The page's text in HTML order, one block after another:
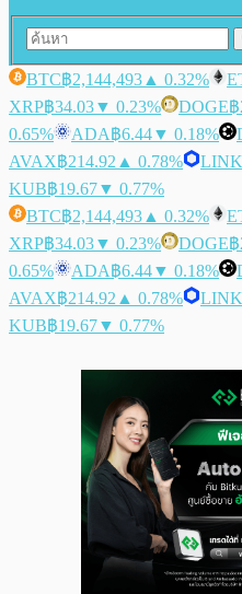
BTC฿2,144,493 ▲ 0.32%
XRP฿34.03▼ 0.23% DOGE฿
0.65%
ADA฿6.44▼ 0.18%
AVAX฿214.92 ▲ 0.78% LINK
KUB฿19.67▼ 0.77%
BTC฿2,144,493 ▲ 0.32%
XRP฿34.03▼ 0.23% DOGE฿
0.65%
ADA฿6.44▼ 0.18%
AVAX฿214.92 ▲ 0.78% LINK
KUB฿19.67▼ 0.77%